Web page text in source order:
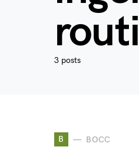
3 posts
B BOCC